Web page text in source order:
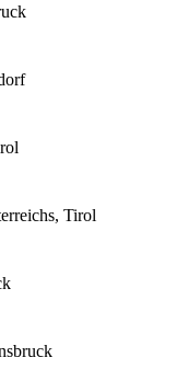
Tirol